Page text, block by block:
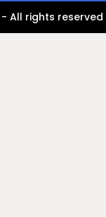
All rights reserved